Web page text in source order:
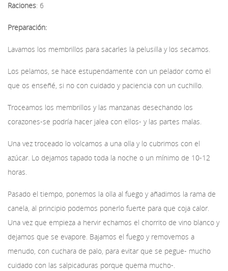
Raciones: 6
Preparación:
Lavamos los membrillos para sacarles la pelusilla y los secamos.
Los pelamos, se hace estupendamente con un pelador como el
que os enseñé, si no con cuidado y paciencia con un cuchillo.
Troceamos los membrillos y las manzanas desechando los
corazones-se podría hacer jalea con ellos- y las partes malas.
Una vez troceado lo volcamos a una olla y lo cubrimos con el
azúcar. Lo dejamos tapado toda la noche o un mínimo de 10-12
horas.
Pasado el tiempo, ponemos la olla al fuego y añadimos la rama de
canela, al principio podemos ponerlo fuerte para que coja calor.
Una vez que empieza a hervir echamos el chorrito de vino blanco y
dejamos que se evapore. Bajamos el fuego y removemos a
menudo, con cuchara de palo, para evitar que se pegue- mucho
cuidado con las salpicaduras porque quema mucho-.